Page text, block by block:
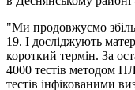
"Ми продовжуємо
19. І досліджують
короткий термін. За
4000 тестів методом
тестів інфікованими